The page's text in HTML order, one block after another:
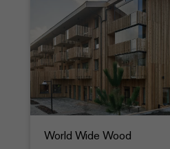
World Wide Wood